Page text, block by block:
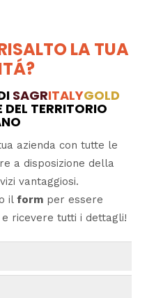
LA TUA
SAGRITALYGOLD
DEL TERRITORIO
azienda con tutte le
a disposizione della
vantaggiosi.
il form per essere
ricevere tutti i dettagli!